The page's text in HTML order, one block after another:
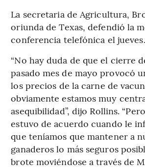
La secretaria de Agricultura,
oriunda de Texas, defendió la
conferencia telefónica el jueves.
“No hay duda de que el cierre
pasado mes de mayo provocó
los precios de la carne de
obviamente estamos muy
asequibilidad”, dijo Rollins.
estuvo de acuerdo cuando le
que teníamos que mantener a
ganaderos lo más seguros
brote moviéndose a través de